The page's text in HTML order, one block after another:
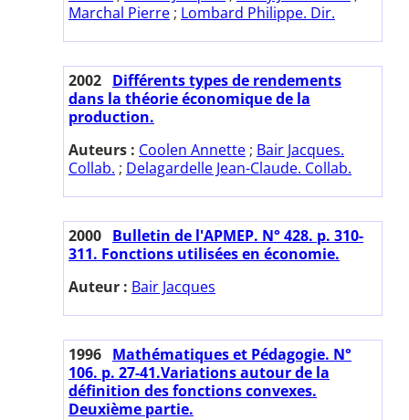
Marchal Pierre ; Lombard Philippe. Dir.
2002 Différents types de rendements
dans la théorie économique de la
production.
Auteurs : Coolen Annette ; Bair Jacques.
Collab. ; Delagardelle Jean-Claude. Collab.
2000 Bulletin de l'APMEP. N° 428. p. 310-
311. Fonctions utilisées en économie.
Auteur : Bair Jacques
1996 Mathématiques et Pédagogie. N°
106. p. 27-41.Variations autour de la
définition des fonctions convexes.
Deuxième partie.